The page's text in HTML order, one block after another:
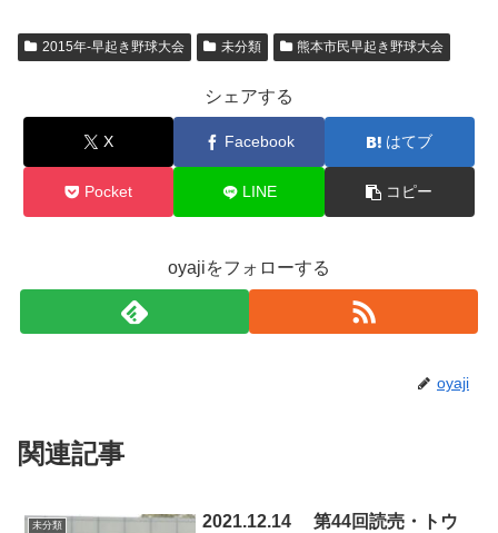
2015年-早起き野球大会 未分類 熊本市民早起き野球大会
シェアする
X Facebook はてブ
Pocket LINE コピー
oyajiをフォローする
oyaji
関連記事
未分類
2021.12.14 第44回読売・トウ